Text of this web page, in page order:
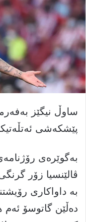
ساوڵ نیگێز
پێشکەشی
بەگوێرەی
ڤالێنسیا زۆر
بە داواکاری
دەڵێن گاتوسۆ